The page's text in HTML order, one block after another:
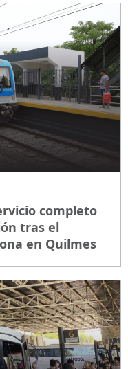
completo
tras el
en Quilmes